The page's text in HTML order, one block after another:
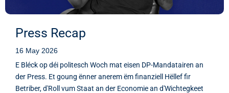
Press Recap
16 May 2026
E Bléck op déi politesch Woch mat eisen DP-Mandatairen an
der Press. Et goung ënner anerem ëm finanziell Hëllef fir
Betriber, d'Roll vum Staat an der Economie an d'Wichtegkeet